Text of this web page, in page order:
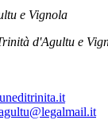
e Vignola
d'Agultu e